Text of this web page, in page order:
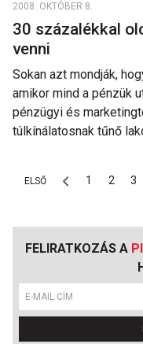
2008. OKTÓBER 8.
30 százalékkal
venni
Sokan azt mondják,
amikor mind a pénzük
pénzügyi és
túlkínálatosnak tűnő
ELSŐ 1 2 3
FELIRATKOZÁS A